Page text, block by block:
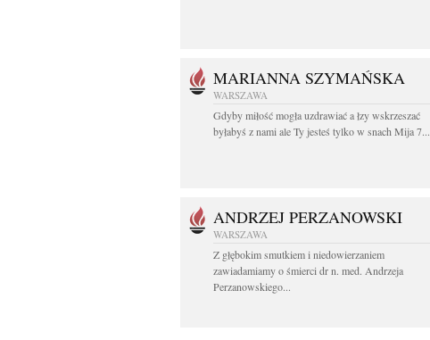
MARIANNA SZYMAŃSKA
WARSZAWA
Gdyby miłość mogła uzdrawiać a łzy wskrzeszać
byłabyś z nami ale Ty jesteś tylko w snach Mija 7...
ANDRZEJ PERZANOWSKI
WARSZAWA
Z głębokim smutkiem i niedowierzaniem
zawiadamiamy o śmierci dr n. med. Andrzeja
Perzanowskiego...